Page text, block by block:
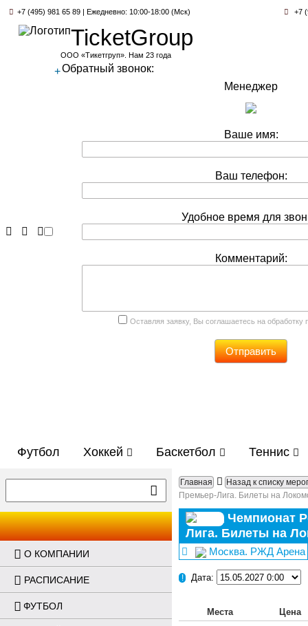
+7 (495) 981 65 89 | Ежедневно: 10:00-18:00 (Мск) +7
TicketGroup
ООО «Тикетгруп». Нам 23 года
+Обратный звонок:
Менеджер
Ваше имя:
Ваш телефон:
Удобное время для
Комментарий:
Оставляя заявку, Вы соглашаетесь на обработку
Отправить
Футбол Хоккей Баскетбол Теннис
Главная
Назад к списку
Премьер-Лига. Билеты на
Чемпионат
Лига. Билеты на
Москва. РЖД Арена
! Дата:
Места Цена
О КОМПАНИИ
РАСПИСАНИЕ
ФУТБОЛ